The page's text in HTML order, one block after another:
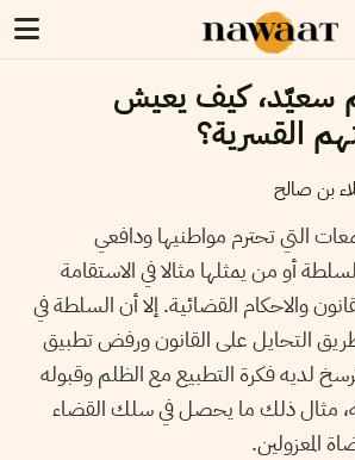
سعيّد، كيف يعيش
القسرية؟
بن صالح
التي تحترم مواطنيها ودافعي
أو من يمثلها مثالا في الاستقامة
والاحكام القضائية. إلا أن السلطة في
التحايل على القانون ورفض تطبيق
لديه فكرة التطبيع مع الظلم وقبوله
مثال ذلك ما يحصل في سلك القضاء
المعزولين.